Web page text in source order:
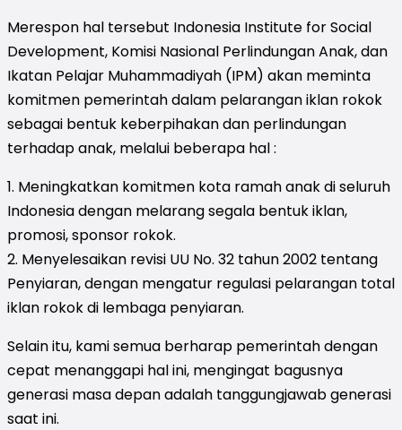
Merespon hal tersebut Indonesia Institute for Social
Development, Komisi Nasional Perlindungan Anak, dan
Ikatan Pelajar Muhammadiyah (IPM) akan meminta
komitmen pemerintah dalam pelarangan iklan rokok
sebagai bentuk keberpihakan dan perlindungan
terhadap anak, melalui beberapa hal :
1. Meningkatkan komitmen kota ramah anak di seluruh
Indonesia dengan melarang segala bentuk iklan,
promosi, sponsor rokok.
2. Menyelesaikan revisi UU No. 32 tahun 2002 tentang
Penyiaran, dengan mengatur regulasi pelarangan total
iklan rokok di lembaga penyiaran.
Selain itu, kami semua berharap pemerintah dengan
cepat menanggapi hal ini, mengingat bagusnya
generasi masa depan adalah tanggungjawab generasi
saat ini.